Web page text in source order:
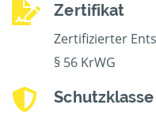
Zertifikat
Zertifizierter
§ 56 KrWG
Schutzklasse